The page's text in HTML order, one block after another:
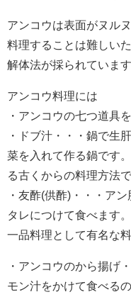
アンコウは表面がヌル
料理することは難しい
解体法が採られています
アンコウ料理には
・アンコウの七つ道具
・ドブ汁・・・鍋で生
菜を入れて作る鍋です
る古くからの料理方法で
・友酢(供酢)・・・ア
タレにつけて食べます
一品料理として有名な料
・アンコウのから揚げ
モン汁をかけて食べる